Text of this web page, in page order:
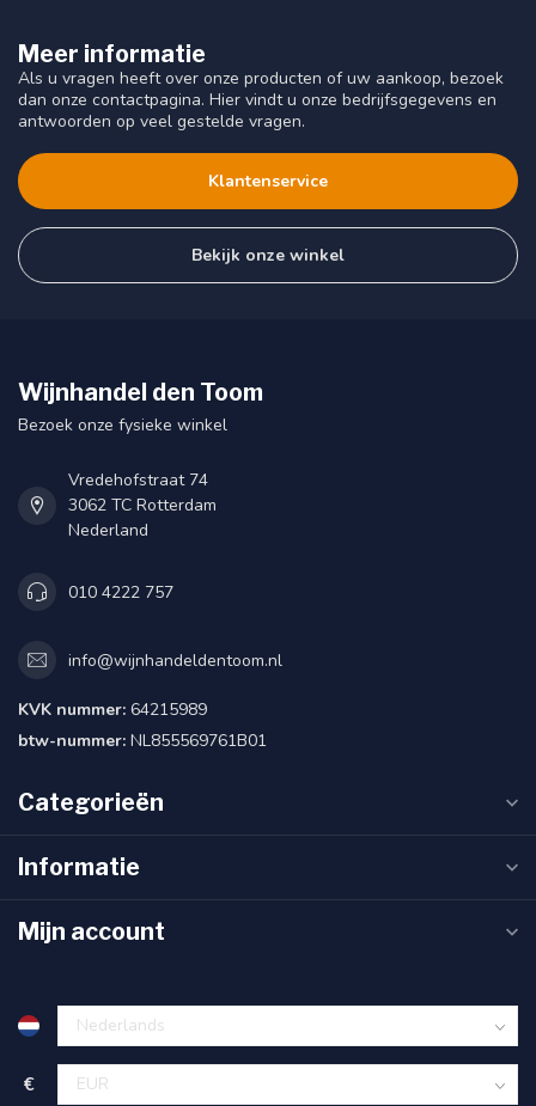
Meer informatie
Als u vragen heeft over onze producten of uw aankoop, bezoek
dan onze contactpagina. Hier vindt u onze bedrijfsgegevens en
antwoorden op veel gestelde vragen.
Klantenservice
Bekijk onze winkel
Wijnhandel den Toom
Bezoek onze fysieke winkel
Vredehofstraat 74
3062 TC Rotterdam
Nederland
010 4222 757
info@wijnhandeldentoom.nl
KVK nummer: 64215989
btw-nummer: NL855569761B01
Categorieën
Informatie
Mijn account
€